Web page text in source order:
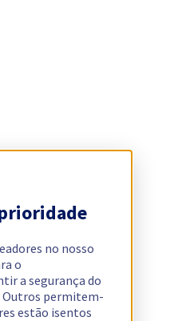
no nosso
o
a segurança do
Outros permitem-
estão isentos